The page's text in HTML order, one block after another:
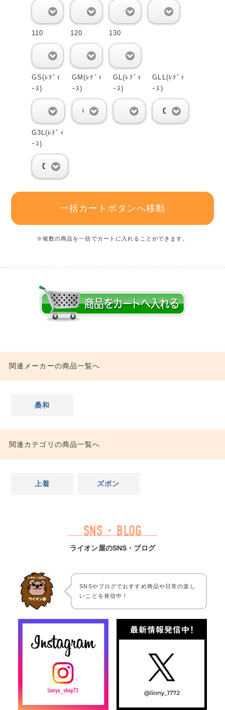
110 120 130
GS(ﾚﾃﾞｨ
ｰｽ)
GM(ﾚﾃﾞｨ
ｰｽ)
0
GL(ﾚﾃﾞｨ
ｰｽ)
GLL(ﾚﾃﾞｨ
ｰｽ)
0
G3L(ﾚﾃﾞｨ
ｰｽ)
0
一括カートボタンへ移動
※複数の商品を一括でカートに入れることができます。
関連メーカーの商品一覧へ
桑和
関連カテゴリの商品一覧へ
上着 ズボン
SNS・BLOG
ライオン屋のSNS・ブログ
SNSやブログでおすすめ商品や日常の楽し
いことを発信中！